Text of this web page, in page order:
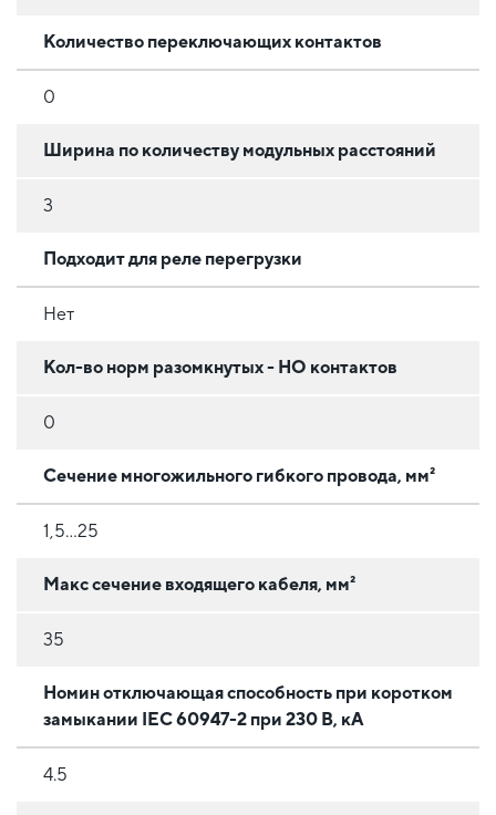
Количество переключающих контактов
0
Ширина по количеству модульных расстояний
3
Подходит для реле перегрузки
Нет
Кол-во норм разомкнутых - НО контактов
0
Сечение многожильного гибкого провода, мм²
1,5...25
Макс сечение входящего кабеля, мм²
35
Номин отключающая способность при коротком
замыкании IEC 60947-2 при 230 В, кА
4.5